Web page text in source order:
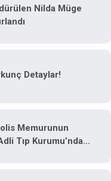
Nilda Müge
Detaylar!
Memurunun
Tıp Kurumu’ndan